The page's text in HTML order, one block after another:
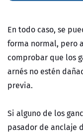
En todo caso, se
forma normal, pero
comprobar que los
arnés no estén
previa.
Si alguno de los
pasador de anclaje